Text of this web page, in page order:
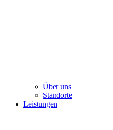
Über uns
Standorte
Leistungen